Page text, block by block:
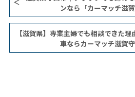
ンなら「カーマッチ滋
【滋賀県】専業主婦でも相談できた
車ならカーマッチ滋賀